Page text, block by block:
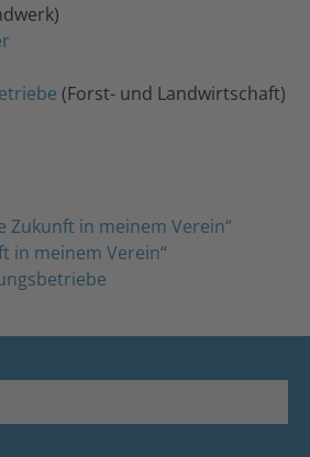
(Forst- und Landwirtschaft)
Zukunft in meinem Verein“
in meinem Verein“